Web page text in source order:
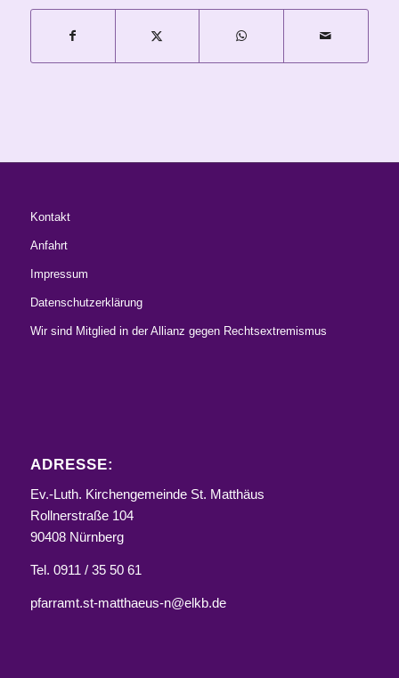
Kontakt
Anfahrt
Impressum
Datenschutzerklärung
Wir sind Mitglied in der Allianz gegen Rechtsextremismus
ADRESSE:
Ev.-Luth. Kirchengemeinde St. Matthäus
Rollnerstraße 104
90408 Nürnberg
Tel. 0911 / 35 50 61
pfarramt.st-matthaeus-n@elkb.de